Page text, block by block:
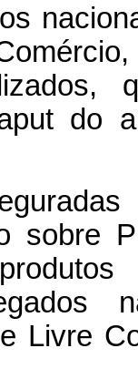
do
sobre
Livre